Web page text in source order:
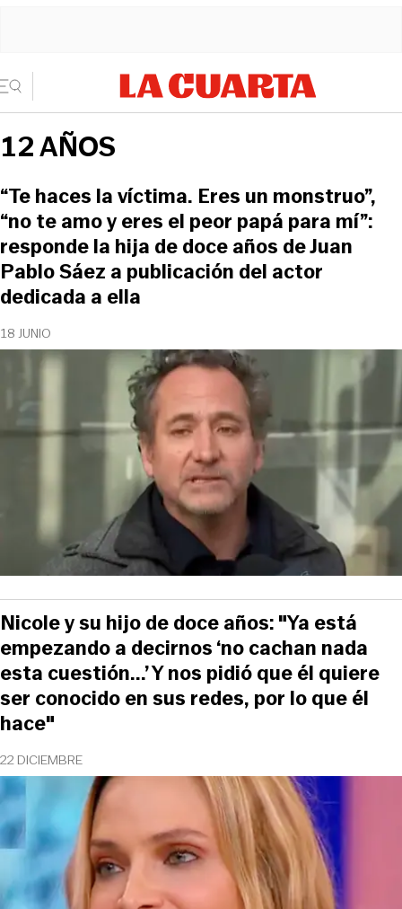
12 AÑOS
18 JUNIO
“Te haces la víctima. Eres un monstruo”,
“no te amo y eres el peor papá para mí”:
responde la hija de doce años de Juan
Pablo Sáez a publicación del actor
dedicada a ella
22 DICIEMBRE
Nicole y su hijo de doce años: "Ya está
empezando a decirnos ‘no cachan nada
esta cuestión...’ Y nos pidió que él quiere
ser conocido en sus redes, por lo que él
hace"